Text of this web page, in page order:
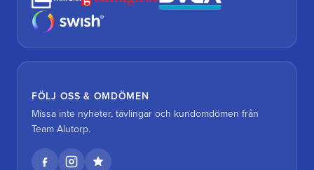
FÖLJ OSS & OMDÖMEN
Missa inte nyheter, tävlingar och kundomdömen från
Team Alutorp.